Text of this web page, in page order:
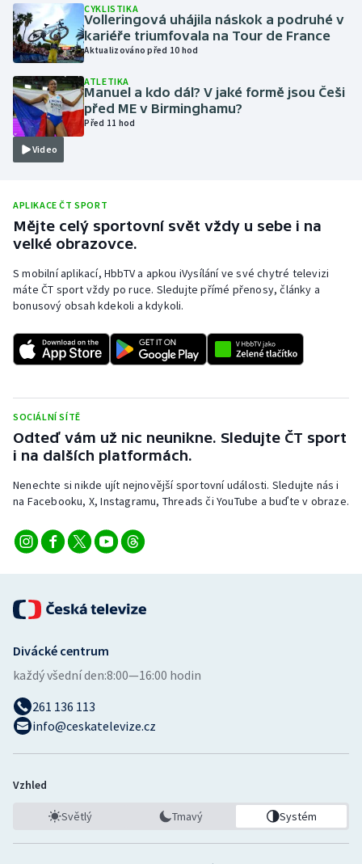
Lezení
Lyže a snowboard
Moderní pětiboj
Motorsport
Olympijské hry
Parasport
Plavání
Plážový volejbal
Rychlobruslení
Rychlostní kanoistika
Short track
Triatlon
Volejbal
Ostatní
CYKLISTIKA
Volleringová uhájila náskok a podruhé v
kariéře triumfovala na Tour de France
Aktualizováno před 10 hod
Video
ATLETIKA
Manuel a kdo dál? V jaké formě jsou Češi
před ME v Birminghamu?
Před 11 hod
APLIKACE ČT SPORT
Mějte celý sportovní svět vždy u sebe i na
velké obrazovce.
S mobilní aplikací, HbbTV a apkou iVysílání ve své chytré televizi
máte ČT sport vždy po ruce. Sledujte přímé přenosy, články a
bonusový obsah kdekoli a kdykoli.
SOCIÁLNÍ SÍTĚ
Odteď vám už nic neunikne. Sledujte ČT sport
i na dalších platformách.
Nenechte si nikde ujít nejnovější sportovní události. Sledujte nás i
na Facebooku, X, Instagramu, Threads či YouTube a buďte v obraze.
Divácké centrum
každý všední den:8:00—16:00 hodin
261 136 113
info@ceskatelevize.cz
Vzhled
Světlý Tmavý Systém